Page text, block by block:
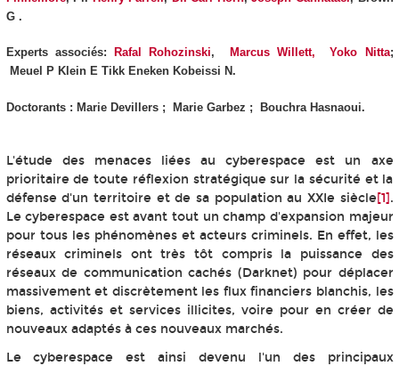
G .
Experts associés: Rafal Rohozinski, Marcus Willett, Yoko Nitta;
Meuel P Klein E Tikk Eneken Kobeissi N.
Doctorants : Marie Devillers ; Marie Garbez ; Bouchra Hasnaoui.
L'étude des menaces liées au cyberespace est un axe
prioritaire de toute réflexion stratégique sur la sécurité et la
défense d'un territoire et de sa population au XXIe siècle[1].
Le cyberespace est avant tout un champ d'expansion majeur
pour tous les phénomènes et acteurs criminels. En effet, les
réseaux criminels ont très tôt compris la puissance des
réseaux de communication cachés (Darknet) pour déplacer
massivement et discrètement les flux financiers blanchis, les
biens, activités et services illicites, voire pour en créer de
nouveaux adaptés à ces nouveaux marchés.
Le cyberespace est ainsi devenu l'un des principaux